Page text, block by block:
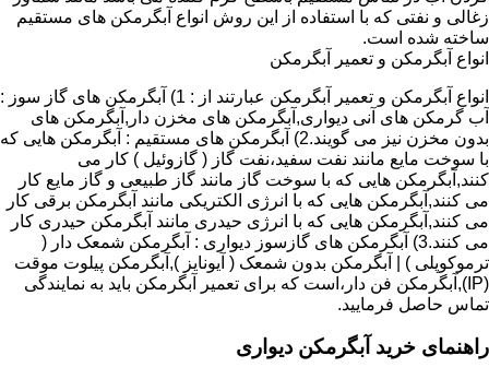
زغالی و نفتی که با استفاده از این روش انواع آبگرمکن های مستقیم
ساخته شده است.
انواع آبگرمکن و تعمیر آبگرمکن
انواع آبگرمکن و تعمیر آبگرمکن عبارتند از : 1) آبگرمکن های گاز سوز :
آب گرمکن های آنی دیواری,آبگرمکن های مخزن دار,آبگرمکن های
بدون مخزن نیز می گویند.2) آبگرمکن های مستقیم : آبگرمکن هایی که
با سوخت مایع مانند نفت سفید،نفت گاز ( گازوئیل ) کار می
کنند,آبگرمکن هایی که با سوخت گاز مانند گاز طبیعی و گاز مایع کار
می کنند,آبگرمکن هایی که با انرژی الکتریکی مانند آبگرمکن برقی کار
می کنند,آبگرمکن هایی که با انرژی حیدری مانند آبگرمکن حیدری کار
می کنند.3) آبگرمکن های گازسوز دیواری : آبگرمکن شمعک دار (
ترموکوپلی ) | آبگرمکن بدون شمعک ( آیونایز ),آبگرمکن پیلوت موقت
(IP),آبگرمکن فن دار،است که برای تعمیر آبگرمکن باید به نمایندگی
تماس حاصل فرمایید.
راهنمای خرید آبگرمکن دیواری